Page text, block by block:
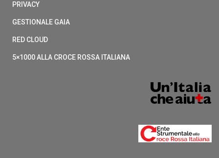
PRIVACY
GESTIONALE GAIA
RED CLOUD
5×1000 ALLA CROCE ROSSA ITALIANA